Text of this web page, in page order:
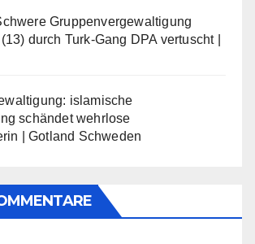
Gruppenvergewaltigung
durch Turk-Gang DPA vertuscht |
islamische
schändet wehrlose
| Gotland Schweden